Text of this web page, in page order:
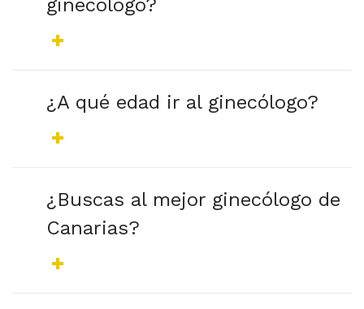
ginecólogo?
¿A qué edad ir al ginecólogo?
¿Buscas al mejor ginecólogo de
Canarias?